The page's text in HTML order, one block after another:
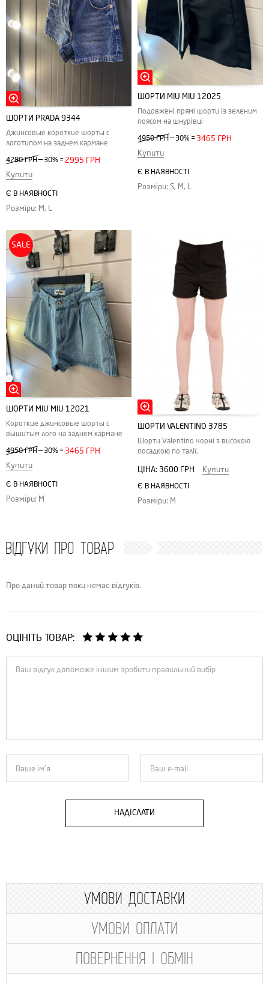
ШОРТИ PRADA 9344
Джинсовые короткие шорты с
логотипом на заднем кармане
4280 ГРН— 30% = 2995 ГРН
Купити
Є В НАЯВНОСТІ
Розміри: M, L
ШОРТИ MIU MIU 12025
Подовжені прямі шорти із зеленим
поясом на шнурівці
4950 ГРН — 30% = 3465 ГРН
Купити
Є В НАЯВНОСТІ
Розміри: S, M, L
SALE
ШОРТИ MIU MIU 12021
Короткие джинсовые шорты с
вышитым лого на заднем кармане
4950 ГРН — 30% = 3465 ГРН
Купити
Є В НАЯВНОСТІ
Розміри: M
ШОРТИ VALENTINO 3785
Шорти Valentino чорні з високою
посадкою по талії.
ЦІНА: 3600 ГРН Купити
Є В НАЯВНОСТІ
Розміри: M
ВІДГУКИ ПРО ТОВАР
Про даний товар поки немає відгуків.
ОЦІНІТЬ ТОВАР:
НАДІСЛАТИ
УМОВИ ДОСТАВКИ
УМОВИ ОПЛАТИ
ПОВЕРНЕННЯ І ОБМІН